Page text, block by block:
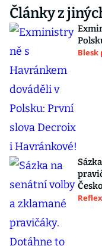
Články z
Blesk